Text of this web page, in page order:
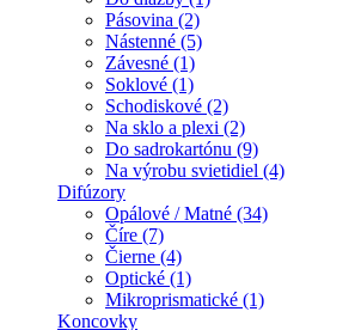
Pásovina (2)
Nástenné (5)
Závesné (1)
Soklové (1)
Schodiskové (2)
Na sklo a plexi (2)
Do sadrokartónu (9)
Na výrobu svietidiel (4)
Difúzory
Opálové / Matné (34)
Číre (7)
Čierne (4)
Optické (1)
Mikroprismatické (1)
Koncovky